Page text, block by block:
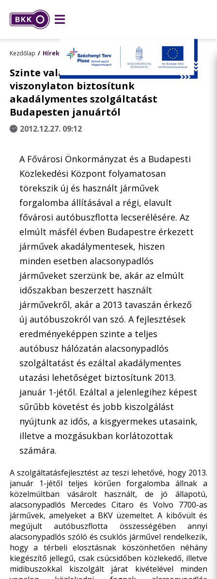
Kezdőlap Hírek
Szinte valamennyi autóbusz
viszonylaton biztosítunk
akadálymentes szolgáltatást
Budapesten januártól
2012.12.27. 09:12
A Fővárosi Önkormányzat és a Budapesti
Közlekedési Központ folyamatosan
törekszik új és használt járművek
forgalomba állításával a régi, elavult
fővárosi autóbuszflotta lecserélésére. Az
elmúlt másfél évben Budapestre érkezett
járművek akadálymentesek, hiszen
minden esetben alacsonypadlós
járműveket szerzünk be, akár az elmúlt
időszakban beszerzett használt
járművekről, akár a 2013 tavaszán érkező
új autóbuszokról van szó. A fejlesztések
eredményeképpen szinte a teljes
autóbusz hálózatán alacsonypadlós
szolgáltatást és ezáltal akadálymentes
utazási lehetőséget biztosítunk 2013.
január 1-jétől. Ezáltal a jelenlegihez képest
sűrűbb követést és jobb kiszolgálást
nyújtunk az idős, a kisgyermekes utasaink,
illetve a mozgásukban korlátozottak
számára.
A szolgáltatásfejlesztést az teszi lehetővé, hogy 2013.
január 1-jétől teljes körűen forgalomba állnak a
közelmúltban vásárolt használt, de jó állapotú,
alacsonypadlós Mercedes Citaro és Volvo 7700-as
járművek, amelyeket a BKV üzemeltet. A kibővült és
megújult autóbuszflotta összességében annyi
alacsonypadlós szóló és csuklós járművel rendelkezik,
hogy a térbeli elosztásnak köszönhetően néhány
kiegészítő jellegű, csak csúcsidőben közlekedő, illetve
midibuszokkal kiszolgált járat kivételével minden